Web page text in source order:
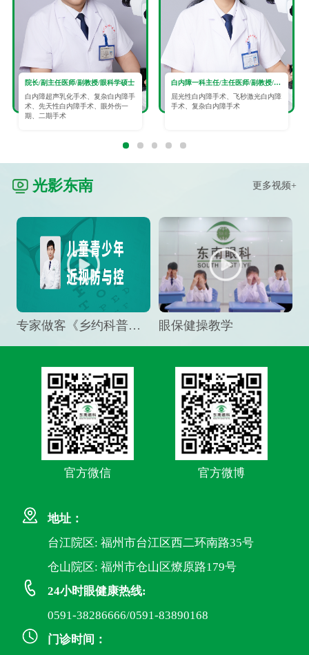
院长/副主任医师/副教授/眼科学硕士
白内障超声乳化手术、复杂白内障手
术、先天性白内障手术、眼外伤一
期、二期手术
白内障一科主任/主任医师/副教授/眼科学硕士
屈光性白内障手术、飞秒激光白内障
手术、复杂白内障手术
光影东南 更多视频+
专家做客《乡约科普》栏目，预防孩子近视竟然这么“简单” 眼保健操教学
官方微信 官方微博
地址：
台江院区: 福州市台江区西二环南路35号
仓山院区: 福州市仓山区燎原路179号
24小时眼健康热线:
0591-38286666/0591-83890168
门诊时间：